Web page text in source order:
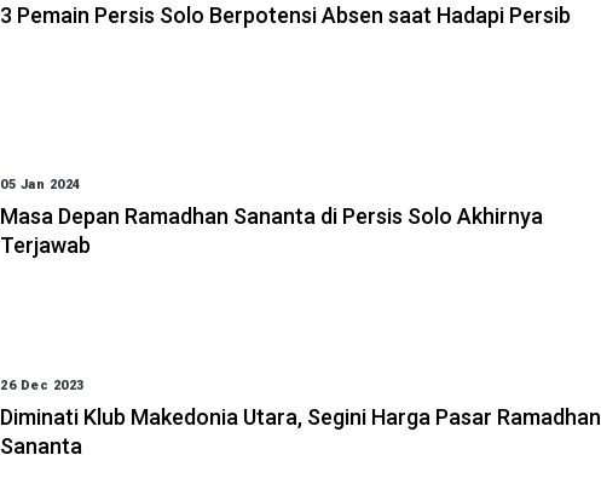
3 Pemain Persis Solo Berpotensi Absen saat Hadapi Persib
05 Jan 2024
Masa Depan Ramadhan Sananta di Persis Solo Akhirnya
Terjawab
26 Dec 2023
Diminati Klub Makedonia Utara, Segini Harga Pasar Ramadhan
Sananta